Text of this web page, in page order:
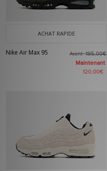
ACHAT RAPIDE
Nike Air Max 95 Avant195,00€
Maintenant
120,00€